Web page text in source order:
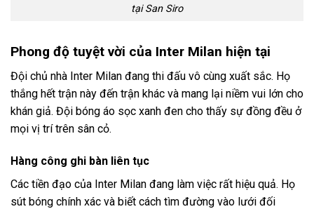
tại San Siro
Phong độ tuyệt vời của Inter Milan hiện tại
Đội chủ nhà Inter Milan đang thi đấu vô cùng xuất sắc. Họ
thắng hết trận này đến trận khác và mang lại niềm vui lớn cho
khán giả. Đội bóng áo sọc xanh đen cho thấy sự đồng đều ở
mọi vị trí trên sân cỏ.
Hàng công ghi bàn liên tục
Các tiền đạo của Inter Milan đang làm việc rất hiệu quả. Họ
sút bóng chính xác và biết cách tìm đường vào lưới đối